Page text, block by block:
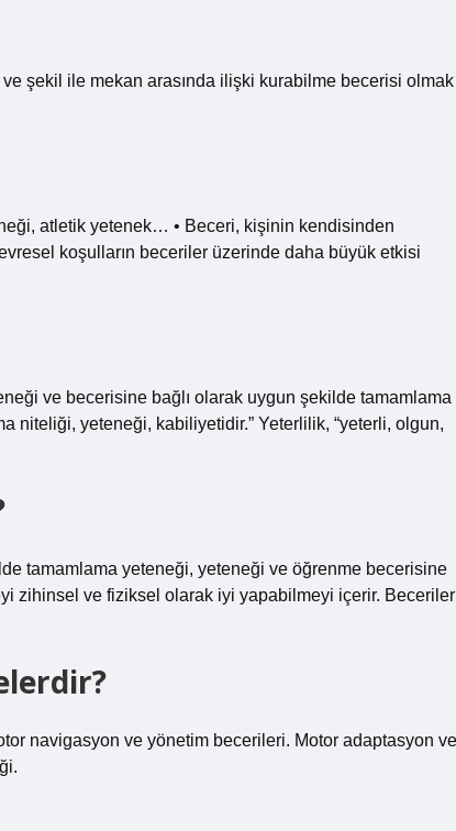
şekil ile mekan arasında ilişki kurabilme becerisi olmak
atletik yetenek… • Beceri, kişinin kendisinden
koşulların beceriler üzerinde daha büyük etkisi
ve becerisine bağlı olarak uygun şekilde tamamlama
niteliği, yeteneği, kabiliyetidir.” Yeterlilik, “yeterli, olgun,
tamamlama yeteneği, yeteneği ve öğrenme becerisine
zihinsel ve fiziksel olarak iyi yapabilmeyi içerir. Beceriler
navigasyon ve yönetim becerileri. Motor adaptasyon ve